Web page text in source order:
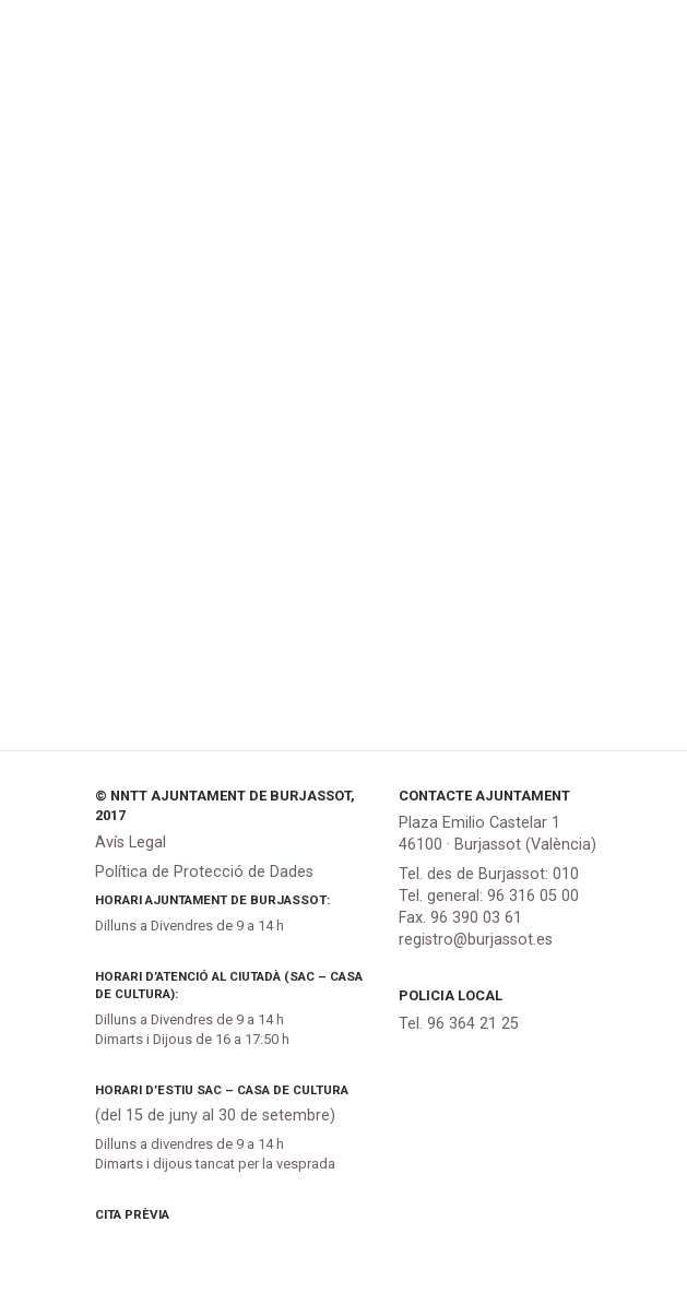
© NNTT AJUNTAMENT DE BURJASSOT,
2017
Avís Legal
Política de Protecció de Dades
HORARI AJUNTAMENT DE BURJASSOT:
Dilluns a Divendres de 9 a 14 h
HORARI D’ATENCIÓ AL CIUTADÀ (SAC – CASA
DE CULTURA):
Dilluns a Divendres de 9 a 14 h
Dimarts i Dijous de 16 a 17:50 h
HORARI D’ESTIU SAC – CASA DE CULTURA
(del 15 de juny al 30 de setembre)
Dilluns a divendres de 9 a 14 h
Dimarts i dijous tancat per la vesprada
CITA PRÈVIA
CONTACTE AJUNTAMENT
Plaza Emilio Castelar 1
46100 · Burjassot (València)
Tel. des de Burjassot: 010
Tel. general: 96 316 05 00
Fax. 96 390 03 61
registro@burjassot.es
POLICIA LOCAL
Tel. 96 364 21 25